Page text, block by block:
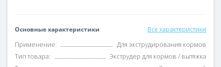
Основные характеристики Все характеристики
Применение:
Для экструдирования кормов
Тип товара:
Экструдер для кормов / вытяжка